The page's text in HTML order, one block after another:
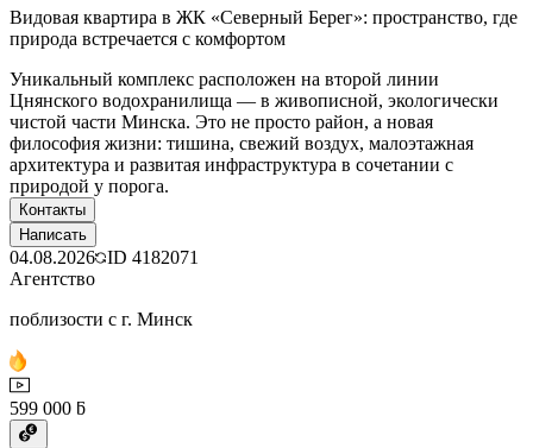
Видовая квартира в ЖК «Северный Берег»: пространство, где
природа встречается с комфортом
Уникальный комплекс расположен на второй линии
Цнянского водохранилища — в живописной, экологически
чистой части Минска. Это не просто район, а новая
философия жизни: тишина, свежий воздух, малоэтажная
архитектура и развитая инфраструктура в сочетании с
природой у порога.
Контакты
Написать
04.08.2026 ID 4182071
Агентство
поблизости с г. Минск
599 000 ƃ